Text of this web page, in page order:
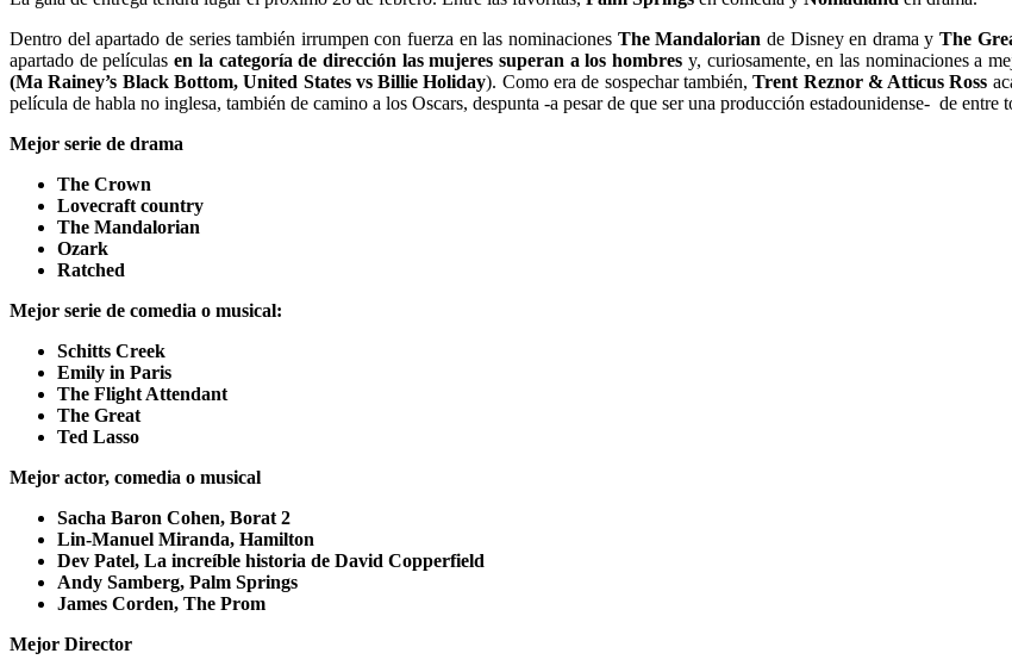
Dentro del apartado de series también irrumpen con fuerza en las nominaciones The Mandalorian de Disney en drama yThe
apartado de películasen la categoría de dirección las mujeres superan a los hombres y, curiosamente, en las nominaciones a
(Ma Rainey’s Black Bottom, United States vs Billie Holiday). Como era de sospechar también,Trent Reznor & Atticus Ross
película de habla no inglesa, también de camino a los Oscars, despunta -a pesar de que ser una producción estadounidense- de entre
Mejor serie de drama
The Crown
Lovecraft country
The Mandalorian
Ozark
Ratched
Mejor serie de comedia o musical:
Schitts Creek
Emily in Paris
The Flight Attendant
The Great
Ted Lasso
Mejor actor, comedia o musical
Sacha Baron Cohen, Borat 2
Lin-Manuel Miranda, Hamilton
Dev Patel, La increíble historia de David Copperfield
Andy Samberg, Palm Springs
James Corden, The Prom
Mejor Director